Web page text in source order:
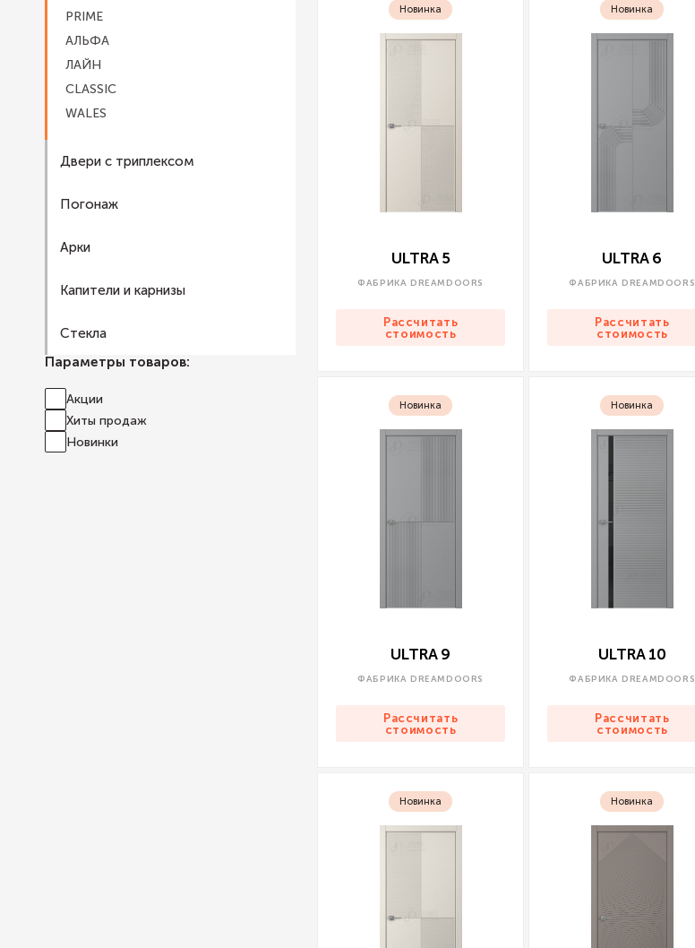
PRIME
АЛЬФА
ЛАЙН
CLASSIC
WALES
Двери с триплексом
Погонаж
Арки
Капители и карнизы
Стекла
Параметры товаров:
Акции
Хиты продаж
Новинки
ULTRA 5
ФАБРИКА DREAMDOORS
Рассчитать
стоимость
Новинка
ULTRA 6
ФАБРИКА DREAMDOORS
Рассчитать
стоимость
Новинка
ULTRA 9
ФАБРИКА DREAMDOORS
Рассчитать
стоимость
Новинка
ULTRA 10
ФАБРИКА DREAMDOORS
Рассчитать
стоимость
Новинка
Новинка Новинка